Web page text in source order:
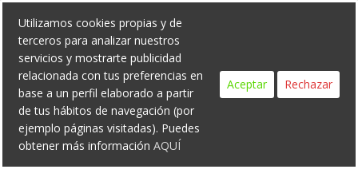
Skip
content
Search
Utilizamos cookies propias y de
terceros para analizar nuestros
servicios y mostrarte publicidad
relacionada con tus preferencias en
base a un perfil elaborado a partir
de tus hábitos de navegación (por
ejemplo páginas visitadas). Puedes
obtener más información AQUÍ
Aceptar Rechazar